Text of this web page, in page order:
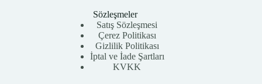
Sözleşmeler
Satış Sözleşmesi
Çerez Politikası
Gizlilik Politikası
İptal ve İade Şartları
KVKK